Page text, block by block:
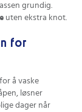
grundig.
uten ekstra knot.
for
for å vaske
løsner
dager når